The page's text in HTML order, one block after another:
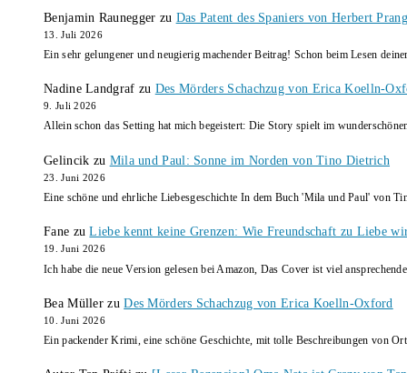
Benjamin Raunegger zu Das Patent des Spaniers von Herbert
13. Juli 2026
Ein sehr gelungener und neugierig machender Beitrag! Schon beim Lesen
Nadine Landgraf zu Des Mörders Schachzug von Erica Koelln-
9. Juli 2026
Allein schon das Setting hat mich begeistert: Die Story spielt im
Gelincik zu Mila und Paul: Sonne im Norden von Tino Dietrich
23. Juni 2026
Eine schöne und ehrliche Liebesgeschichte In dem Buch 'Mila und Paul' von
Fane zuLiebe kennt keine Grenzen: Wie Freundschaft zu Liebe
19. Juni 2026
Ich habe die neue Version gelesen bei Amazon, Das Cover ist viel
Bea Müller zuDes Mörders Schachzug von Erica Koelln-Oxford
10. Juni 2026
Ein packender Krimi, eine schöne Geschichte, mit tolle Beschreibungen von